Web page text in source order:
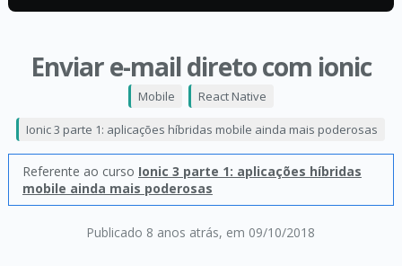
Enviar e-mail direto com ionic
Publicado 8 anos atrás, em 09/10/2018
Mobile React Native
Ionic 3 parte 1: aplicações híbridas mobile ainda mais poderosas
Referente ao curso Ionic 3 parte 1: aplicações híbridas
mobile ainda mais poderosas